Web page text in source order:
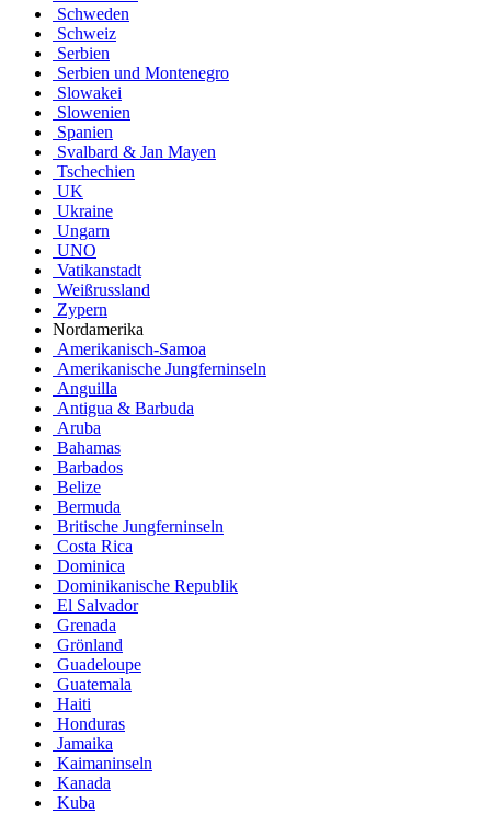
Schweden
Schweiz
Serbien
Serbien und Montenegro
Slowakei
Slowenien
Spanien
Svalbard & Jan Mayen
Tschechien
UK
Ukraine
Ungarn
UNO
Vatikanstadt
Weißrussland
Zypern
Nordamerika
Amerikanisch-Samoa
Amerikanische Jungferninseln
Anguilla
Antigua & Barbuda
Aruba
Bahamas
Barbados
Belize
Bermuda
Britische Jungferninseln
Costa Rica
Dominica
Dominikanische Republik
El Salvador
Grenada
Grönland
Guadeloupe
Guatemala
Haiti
Honduras
Jamaika
Kaimaninseln
Kanada
Kuba